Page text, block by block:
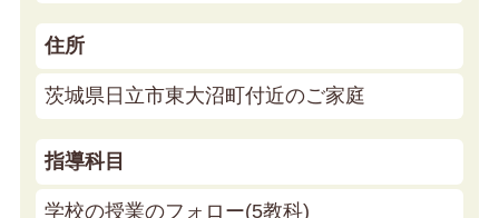
住所
茨城県日立市東大沼町付近のご家庭
指導科目
学校の授業のフォロー(5教科)